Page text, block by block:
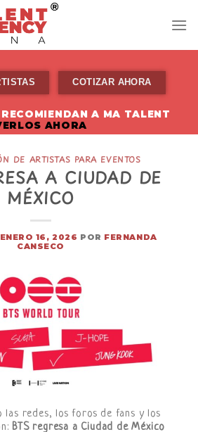
COTIZAR AHORA
A MA TALENT
AHORA
DE ARTISTAS PARA EVENTOS
A CIUDAD DE
MÉXICO
ENERO 16, 2026 POR FERNANDA
CANSECO
las redes, los foros de fans y los
BTS regresa a Ciudad de México